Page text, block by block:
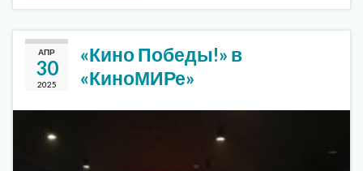
АПР
30
2025
«Кино Победы!» в
«КиноМИРе»